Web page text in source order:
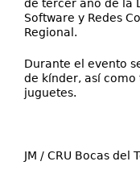
de tercer año de la
Software y Redes
Regional.
Durante el evento
de kínder, así
juguetes.
JM / CRU Bocas del